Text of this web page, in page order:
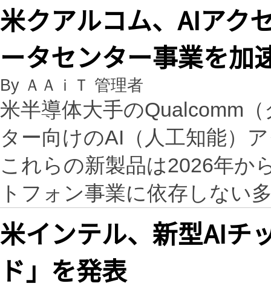
米クアルコム、AIアク
ータセンター事業を加
By ＡＡｉＴ 管理者
米半導体大手のQualcomm
ター向けのAI（人工知能）
これらの新製品は2026年か
トフォン事業に依存しない
米インテル、新型AIチ
ド」を発表